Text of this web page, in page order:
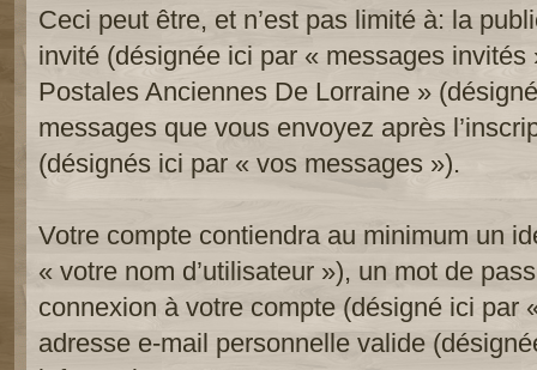
Ceci peut être, et n’est pas limité à: la
invité (désignée ici par « messages invités
Postales Anciennes De Lorraine »
messages que vous envoyez après
(désignés ici par « vos messages »).
Votre compte contiendra au minimum un
« votre nom d’utilisateur »), un mot de
connexion à votre compte (désigné ici par
adresse e-mail personnelle valide